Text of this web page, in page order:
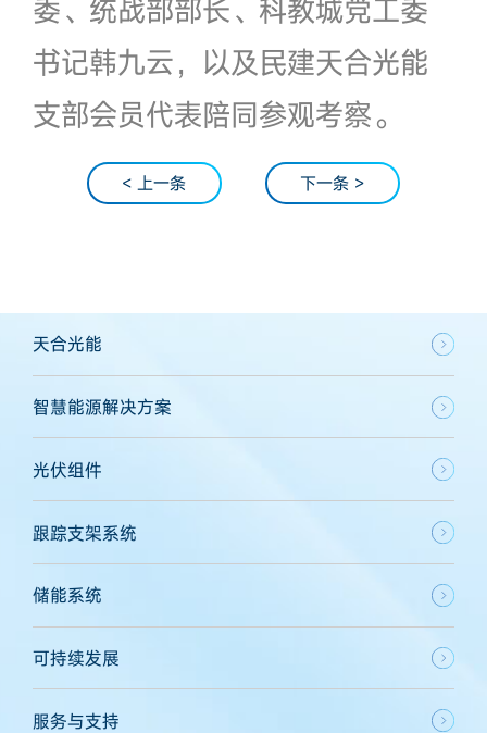
委、统战部部长、科教城党工委
书记韩九云，以及民建天合光能
支部会员代表陪同参观考察。
< 上一条 下一条 >
天合光能
智慧能源解决方案
光伏组件
跟踪支架系统
储能系统
可持续发展
服务与支持